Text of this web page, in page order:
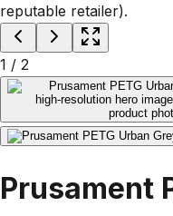
1 / 2
Prusament